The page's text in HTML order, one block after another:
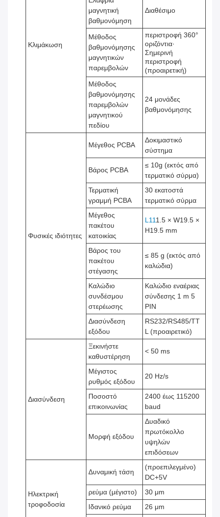
Κλιμάκωση
μαγνητική
βαθμονόμηση
Διαθέσιμο
Μέθοδος
βαθμονόμησης
μαγνητικών
παρεμβολών
περιστροφή 360°
οριζόντια·
Σημερινή
περιστροφή
(προαιρετική)
Μέθοδος
βαθμονόμησης
παρεμβολών
μαγνητικού
πεδίου
24 μονάδες
βαθμονόμησης
Φυσικές ιδιότητες
Μέγεθος PCBA
Δοκιμαστικό
σύστημα
Βάρος PCBA
≤ 10g (εκτός από
τερματικό σύρμα)
Τερματική
γραμμή PCBA
30 εκατοστά
τερματικό σύρμα
Μέγεθος
πακέτου
κατοικίας
L111.5 × W19.5 ×
H19.5 mm
Βάρος του
πακέτου
στέγασης
≤ 85 g (εκτός από
καλώδια)
Καλώδιο
συνδέσμου
στερέωσης
Καλώδιο εναέριας
σύνδεσης 1 m 5
PIN
Διασύνδεση
εξόδου
RS232/RS485/TT
L (προαιρετικό)
Διασύνδεση
Ξεκινήστε
καθυστέρηση
< 50 ms
Μέγιστος
ρυθμός εξόδου
20 Hz/s
Ποσοστό
επικοινωνίας
2400 έως 115200
baud
Μορφή εξόδου
Δυαδικό
πρωτόκολλο
υψηλών
επιδόσεων
Ηλεκτρική
τροφοδοσία
Δυναμική τάση
(προεπιλεγμένο)
DC+5V
ρεύμα (μέγιστο)
30 μm
Ιδανικό ρεύμα
26 μm